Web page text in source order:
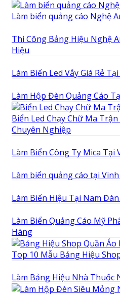
Làm biển quảng cáo Nghệ
Thi Công Bảng Hiệu Nghệ
Hiệu
Làm Biển Led Vẫy Giá Rẻ
Làm Hộp Đèn Quảng Cáo
Biển Led Chạy Chữ Ma
Chuyên Nghiệp
Làm Biển Công Ty Mica Tại
Làm biển quảng cáo tại
Làm Biển Hiệu Tại Nam
Làm Biển Quảng Cáo Mỹ
Hàng
Top 10 Mẫu Bảng Hiệu
Làm Bảng Hiệu Nhà Thuốc